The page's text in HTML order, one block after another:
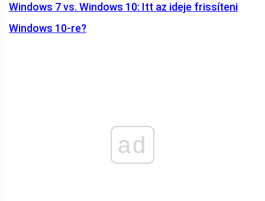
Windows 7 vs. Windows 10: Itt az ideje frissíteni
Windows 10-re?
ad